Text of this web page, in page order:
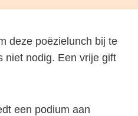
deze poëzielunch bij te
niet nodig. Een vrije gift
een podium aan